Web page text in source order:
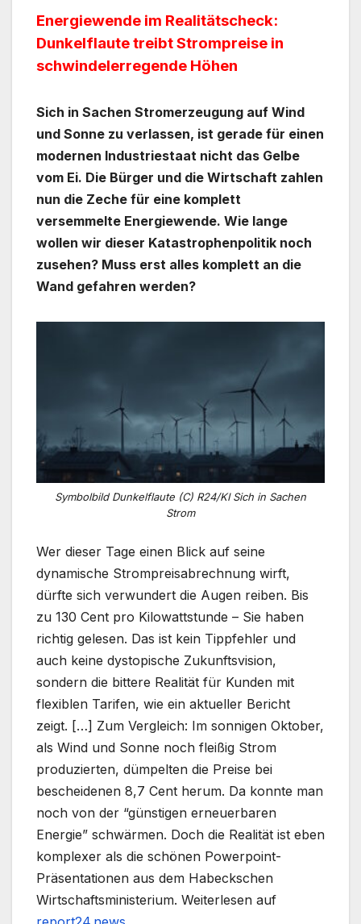
Energiewende im Realitätscheck:
Dunkelflaute treibt Strompreise in
schwindelerregende Höhen
Sich in Sachen Stromerzeugung auf Wind
und Sonne zu verlassen, ist gerade für einen
modernen Industriestaat nicht das Gelbe
vom Ei. Die Bürger und die Wirtschaft zahlen
nun die Zeche für eine komplett
versemmelte Energiewende. Wie lange
wollen wir dieser Katastrophenpolitik noch
zusehen? Muss erst alles komplett an die
Wand gefahren werden?
Symbolbild Dunkelflaute (C) R24/KI Sich in Sachen
Strom
Wer dieser Tage einen Blick auf seine
dynamische Strompreisabrechnung wirft,
dürfte sich verwundert die Augen reiben. Bis
zu 130 Cent pro Kilowattstunde – Sie haben
richtig gelesen. Das ist kein Tippfehler und
auch keine dystopische Zukunftsvision,
sondern die bittere Realität für Kunden mit
flexiblen Tarifen, wie ein aktueller Bericht
zeigt. […] Zum Vergleich: Im sonnigen Oktober,
als Wind und Sonne noch fleißig Strom
produzierten, dümpelten die Preise bei
bescheidenen 8,7 Cent herum. Da konnte man
noch von der “günstigen erneuerbaren
Energie” schwärmen. Doch die Realität ist eben
komplexer als die schönen Powerpoint-
Präsentationen aus dem Habeckschen
Wirtschaftsministerium. Weiterlesen auf